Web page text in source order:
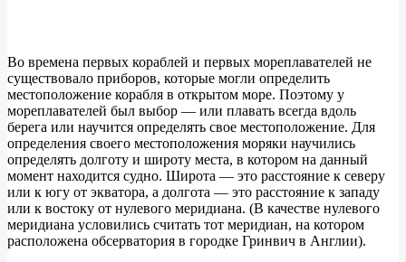
Во времена первых кораблей и первых мореплавателей не
существовало приборов, которые могли определить
местоположение корабля в открытом море. Поэтому у
мореплавателей был выбор — или плавать всегда вдоль
берега или научится определять свое местоположение. Для
определения своего местоположения моряки научились
определять долготу и широту места, в котором на данный
момент находится судно. Широта — это расстояние к северу
или к югу от экватора, а долгота — это расстояние к западу
или к востоку от нулевого меридиана. (В качестве нулевого
меридиана условились считать тот меридиан, на котором
расположена обсерватория в городке Гринвич в Англии).